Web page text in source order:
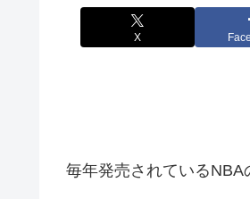
X
毎年発売されているNBA